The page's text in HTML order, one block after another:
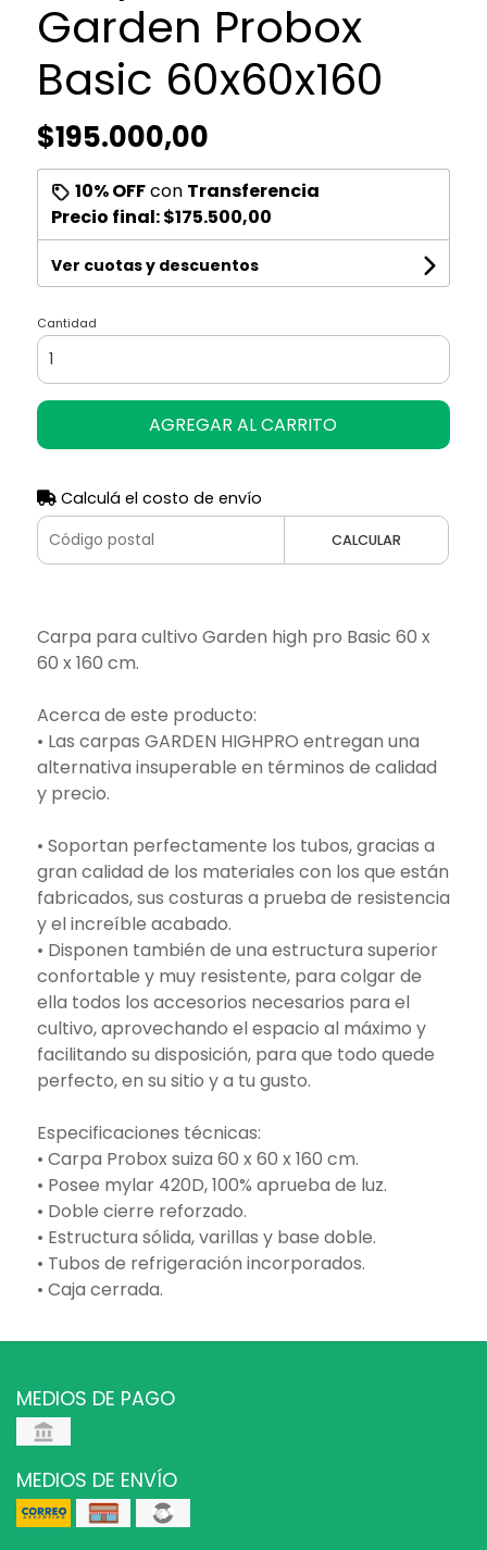
Garden Probox
Basic 60x60x160
$195.000,00
10% OFFcon Transferencia
Precio final:$175.500,00
Ver cuotas y descuentos
Cantidad
AGREGAR AL CARRITO
Calculá el costo de envío
CALCULAR
Carpa para cultivo Garden high pro Basic 60 x
60 x 160 cm.
Acerca de este producto:
• Las carpas GARDEN HIGHPRO entregan una
alternativa insuperable en términos de calidad
y precio.
• Soportan perfectamente los tubos, gracias a
gran calidad de los materiales con los que están
fabricados, sus costuras a prueba de resistencia
y el increíble acabado.
• Disponen también de una estructura superior
confortable y muy resistente, para colgar de
ella todos los accesorios necesarios para el
cultivo, aprovechando el espacio al máximo y
facilitando su disposición, para que todo quede
perfecto, en su sitio y a tu gusto.
Especificaciones técnicas:
• Carpa Probox suiza 60 x 60 x 160 cm.
• Posee mylar 420D, 100% aprueba de luz.
• Doble cierre reforzado.
• Estructura sólida, varillas y base doble.
• Tubos de refrigeración incorporados.
• Caja cerrada.
MEDIOS DE PAGO
MEDIOS DE ENVÍO